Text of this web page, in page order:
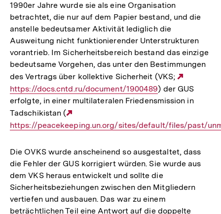
1990er Jahre wurde sie als eine Organisation
betrachtet, die nur auf dem Papier bestand, und die
anstelle bedeutsamer Aktivität lediglich die
Ausweitung nicht funktionierender Unterstrukturen
vorantrieb. Im Sicherheitsbereich bestand das einzige
bedeutsame Vorgehen, das unter den Bestimmungen
des Vertrags über kollektive Sicherheit (VKS;
Link:
https://docs.cntd.ru/document/1900489) der GUS
erfolgte, in einer multilateralen Friedensmission in
Tadschikistan (
Link:
https://peacekeeping.un.org/sites/default/files/past/
Die OVKS wurde anscheinend so ausgestaltet, dass
die Fehler der GUS korrigiert würden. Sie wurde aus
dem VKS heraus entwickelt und sollte die
Sicherheitsbeziehungen zwischen den Mitgliedern
vertiefen und ausbauen. Das war zu einem
beträchtlichen Teil eine Antwort auf die doppelte